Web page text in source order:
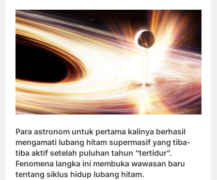
Para astronom untuk pertama kalinya berhasil
mengamati lubang hitam supermasif yang tiba-
tiba aktif setelah puluhan tahun “tertidur”.
Fenomena langka ini membuka wawasan baru
tentang siklus hidup lubang hitam.